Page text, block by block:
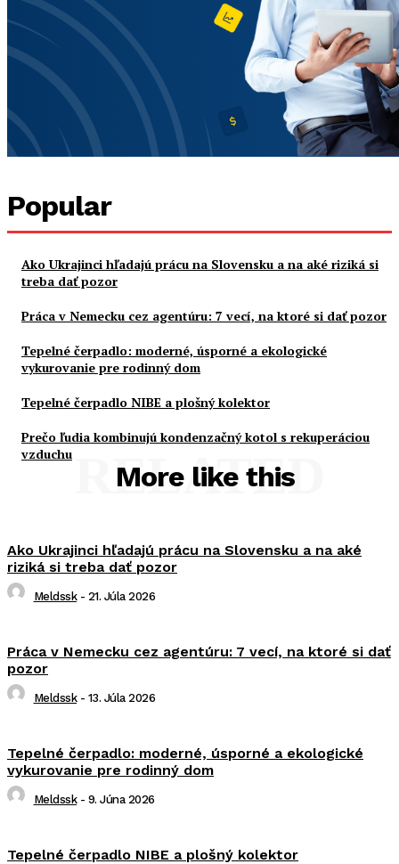
Popular
Ako Ukrajinci hľadajú prácu na Slovensku a na aké riziká si
treba dať pozor
Práca v Nemecku cez agentúru: 7 vecí, na ktoré si dať pozor
Tepelné čerpadlo: moderné, úsporné a ekologické
vykurovanie pre rodinný dom
Tepelné čerpadlo NIBE a plošný kolektor
Prečo ľudia kombinujú kondenzačný kotol s rekuperáciou
vzduchu
More like this
RELATED
Ako Ukrajinci hľadajú prácu na Slovensku a na aké
riziká si treba dať pozor
Meldssk - 21. Júla 2026
Práca v Nemecku cez agentúru: 7 vecí, na ktoré si dať
pozor
Meldssk - 13. Júla 2026
Tepelné čerpadlo: moderné, úsporné a ekologické
vykurovanie pre rodinný dom
Meldssk - 9. Júna 2026
Tepelné čerpadlo NIBE a plošný kolektor